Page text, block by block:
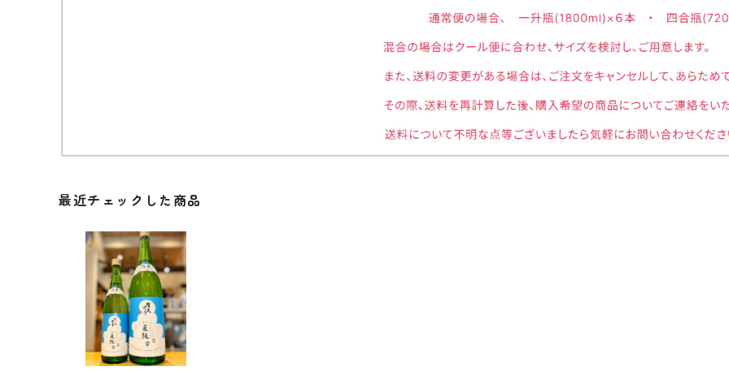
最近チェックした商品